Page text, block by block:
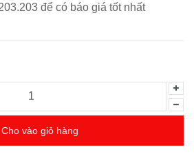
để có báo giá tốt nhất
Cho vào giỏ hàng